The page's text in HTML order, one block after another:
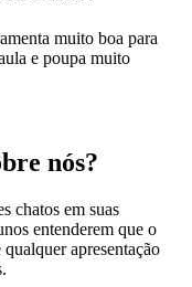
muito boa para
e poupa muito
nós?
chatos em suas
entenderem que o
apresentação